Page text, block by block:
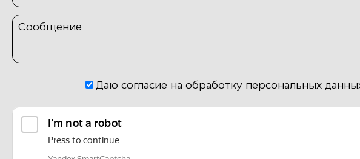
Сообщение
Даю согласие на обработку персональных